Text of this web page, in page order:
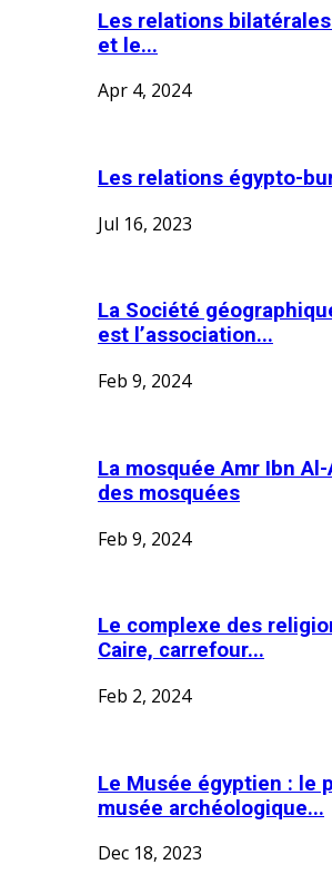
Les relations
et le...
Apr 4, 2024
Les relations égypto-
Jul 16, 2023
La Société
est l’association...
Feb 9, 2024
La mosquée Amr Ibn
des mosquées
Feb 9, 2024
Le complexe des
Caire, carrefour...
Feb 2, 2024
Le Musée égyptien : le
musée archéologique...
Dec 18, 2023